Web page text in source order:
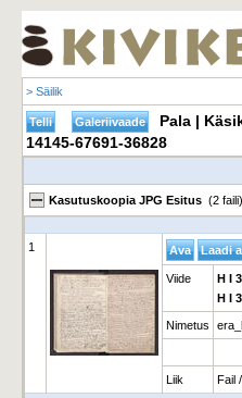
> Säilik
Pala |
14145-67691-36828
Kasutuskoopia JPG Esitus (2 faili)
1
Viide
H I
H I
Nimetus
Liik Fail